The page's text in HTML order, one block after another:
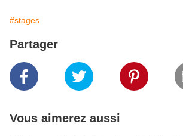
#stages
Partager
Vous aimerez aussi